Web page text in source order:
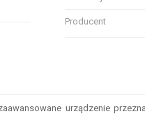
Producent
urządzenie